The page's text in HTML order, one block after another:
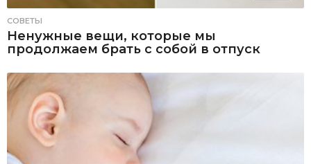
СОВЕТЫ
Ненужные вещи, которые мы
продолжаем брать с собой в отпуск